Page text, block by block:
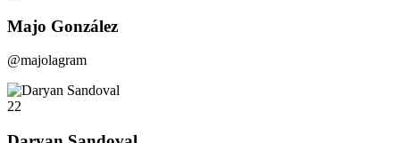
Majo González
@majolagram
22